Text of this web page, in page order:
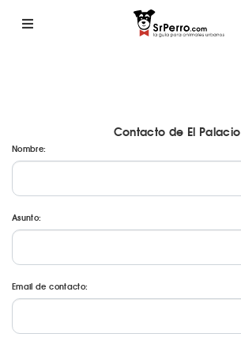
Contacto de El Palacio
Nombre:
Asunto:
Email de contacto: